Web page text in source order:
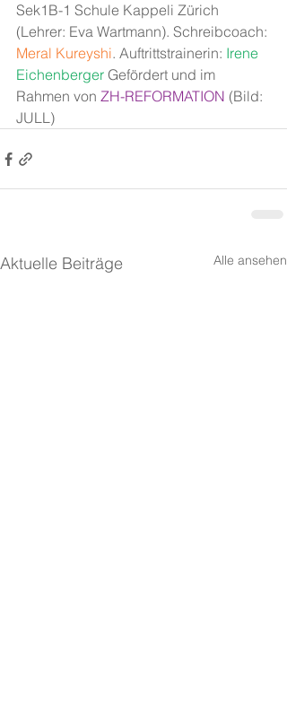
Sek1B-1 Schule Kappeli Zürich
(Lehrer: Eva Wartmann). Schreibcoach:
Meral Kureyshi. Auftrittstrainerin: Irene
Eichenberger Gefördert und im
Rahmen von ZH-REFORMATION (Bild:
JULL)
Aktuelle Beiträge Alle ansehen